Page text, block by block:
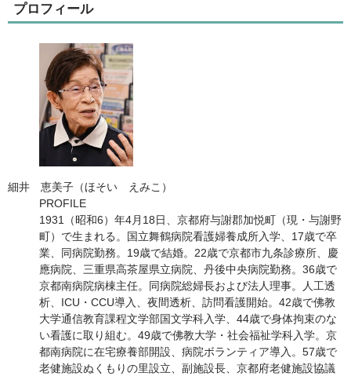
プロフィール
細井 恵美子（ほそい えみこ）
PROFILE
1931（昭和6）年4月18日、京都府与謝郡加悦町（現・与謝野
町）で生まれる。国立舞鶴病院看護婦養成所入学、17歳で卒
業、同病院勤務。19歳で結婚。22歳で京都市九条診療所、慶
應病院、三重県高茶屋県立病院、丹後中央病院勤務。36歳で
京都南病院病棟主任。同病院総婦長および法人理事。人工透
析、ICU・CCU導入、夜間透析、訪問看護開始。42歳で佛教
大学通信教育課程文学部国文学科入学、44歳で身体拘束のな
い看護に取り組む。49歳で佛教大学・社会福祉学科入学。京
都南病院に在宅療養部開設、病院ボランティア導入。57歳で
老健施設ぬくもりの里設立、副施設長、京都府老健施設協議